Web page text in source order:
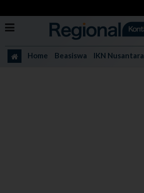
Home Beasiswa IKN Nusantara